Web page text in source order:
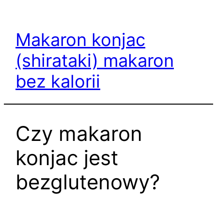
treściMakaron konjac
(shirataki) makaron
bez kalorii
Czy makaron
konjac jest
bezglutenowy?